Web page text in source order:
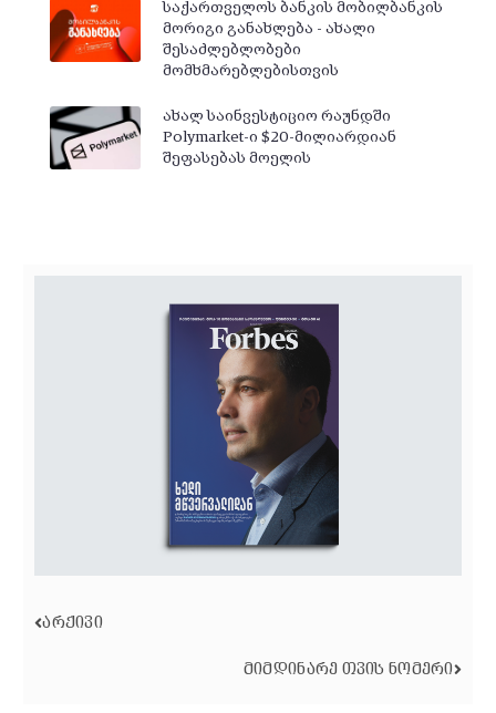
საქართველოს ბანკის მობილბანკის
მორიგი განახლება - ახალი
შესაძლებლობები
მომხმარებლებისთვის
ახალ საინვესტიციო რაუნდში
Polymarket-ი $20-მილიარდიან
შეფასებას მოელის
ᲐᲠᲥᲘᲕᲘ
ᲛᲘᲛᲓᲘᲜᲐᲠᲔ ᲗᲕᲘᲡ ᲜᲝᲛᲔᲠᲘ